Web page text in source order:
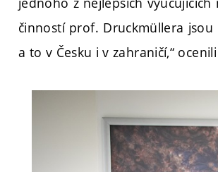
činností prof. Druckmüllera
a to v Česku i v zahraničí,“